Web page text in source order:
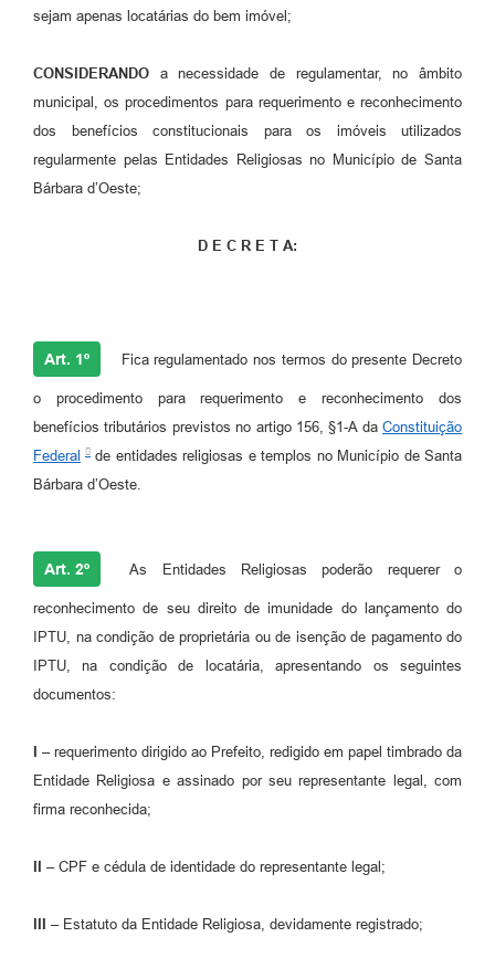
sejam apenas locatárias do bem imóvel;
CONSIDERANDO a necessidade de regulamentar, no âmbito
municipal, os procedimentos para requerimento e reconhecimento
dos benefícios constitucionais para os imóveis utilizados
regularmente pelas Entidades Religiosas no Município de Santa
Bárbara d’Oeste;
D E C R E T A:
Art. 1º Fica regulamentado nos termos do presente Decreto
o procedimento para requerimento e reconhecimento dos
benefícios tributários previstos no artigo 156, §1-A da Constituição
Federal
de entidades religiosas e templos no Município de Santa
Bárbara d’Oeste.
Art. 2º As Entidades Religiosas poderão requerer o
reconhecimento de seu direito de imunidade do lançamento do
IPTU, na condição de proprietária ou de isenção de pagamento do
IPTU, na condição de locatária, apresentando os seguintes
documentos:
I – requerimento dirigido ao Prefeito, redigido em papel timbrado da
Entidade Religiosa e assinado por seu representante legal, com
firma reconhecida;
II – CPF e cédula de identidade do representante legal;
III –Estatuto da Entidade Religiosa, devidamente registrado;